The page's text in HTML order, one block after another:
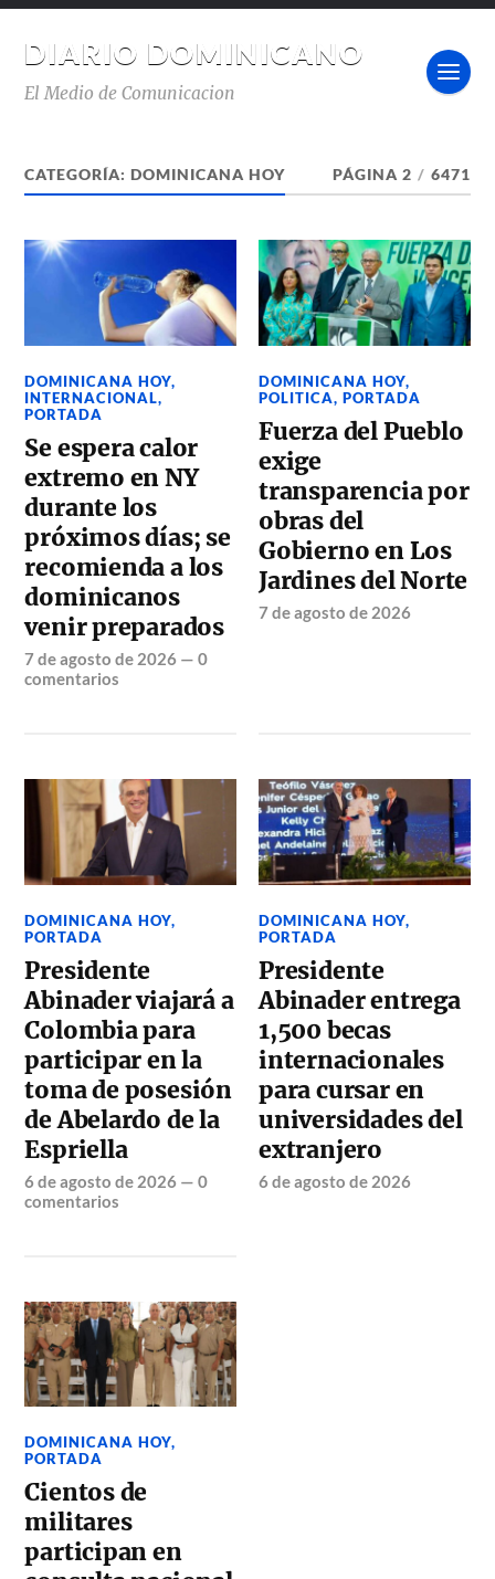
DIARIO DOMINICANO
El Medio de Comunicacion
CATEGORÍA:DOMINICANA HOY PÁGINA 2 / 6471
DOMINICANA HOY,
INTERNACIONAL,
PORTADA
Se espera calor
extremo en NY
durante los
próximos días; se
recomienda a los
dominicanos
venir preparados
7 de agosto de 2026 —0
comentarios
DOMINICANA HOY,
POLITICA,PORTADA
Fuerza del Pueblo
exige
transparencia por
obras del
Gobierno en Los
Jardines del Norte
7 de agosto de 2026
DOMINICANA HOY,
PORTADA
Presidente
Abinader viajará a
Colombia para
participar en la
toma de posesión
de Abelardo de la
Espriella
6 de agosto de 2026 —0
comentarios
DOMINICANA HOY,
PORTADA
Presidente
Abinader entrega
1,500 becas
internacionales
para cursar en
universidades del
extranjero
6 de agosto de 2026
DOMINICANA HOY,
PORTADA
Cientos de
militares
participan en